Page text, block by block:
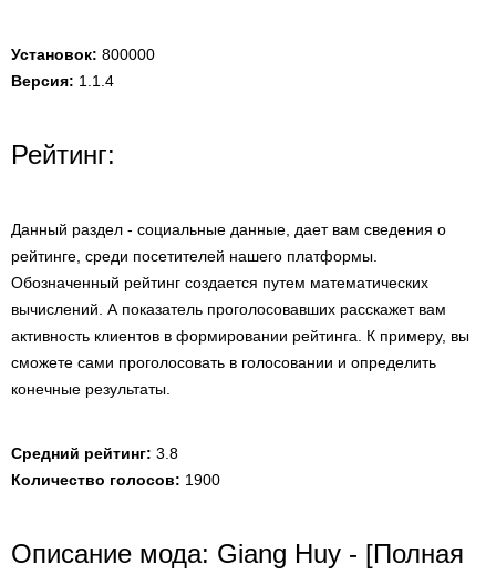
Установок: 800000
Версия: 1.1.4
Рейтинг:
Данный раздел - социальные данные, дает вам сведения о
рейтинге, среди посетителей нашего платформы.
Обозначенный рейтинг создается путем математических
вычислений. А показатель проголосовавших расскажет вам
активность клиентов в формировании рейтинга. К примеру, вы
сможете сами проголосовать в голосовании и определить
конечные результаты.
Средний рейтинг: 3.8
Количество голосов: 1900
Описание мода: Giang Huy - [Полная